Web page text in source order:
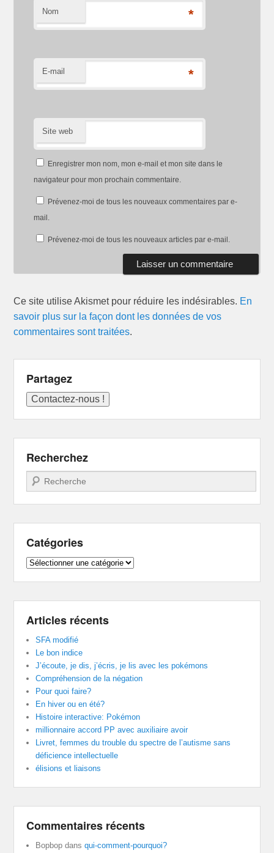
Nom *
E-mail *
Site web
Enregistrer mon nom, mon e-mail et mon site dans le
navigateur pour mon prochain commentaire.
Prévenez-moi de tous les nouveaux commentaires par e-
mail.
Prévenez-moi de tous les nouveaux articles par e-mail.
Ce site utilise Akismet pour réduire les indésirables. En
savoir plus sur la façon dont les données de vos
commentaires sont traitées.
Partagez
Recherchez
Recherche
Catégories
Catégories
Articles récents
SFA modifié
Le bon indice
J’écoute, je dis, j’écris, je lis avec les pokémons
Compréhension de la négation
Pour quoi faire?
En hiver ou en été?
Histoire interactive: Pokémon
millionnaire accord PP avec auxiliaire avoir
Livret, femmes du trouble du spectre de l’autisme sans
déficience intellectuelle
élisions et liaisons
Commentaires récents
Bopbop dansqui-comment-pourquoi?